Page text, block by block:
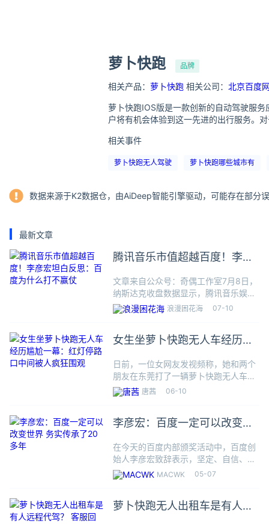
萝卜快跑 品牌
相关产品： 萝卜快跑 相关公司： 北京百度
萝卜快跑IOS版是一款创新的自动驾驶服
户将有机会体验到这一先进的出行服务。
相关事件
萝卜快跑无人驾驶 萝卜快跑哪些城市有
数据来源于K2数据仓，由AiDeep智能引擎驱动，可能存在部分
最新文章
腾讯音乐市值超越百度！李彦
赢仗
文章来自公众号：奇偶工作室7月8日，
纳斯达克收盘数据显示，腾讯音乐娱乐
集团（腾讯音乐）总市值达301.88亿美
元，超越百度（294亿美元）。有媒体
互联网企业的市值排名
浪漫困花海 07-10
女生坐萝卜快跑无人车经历尴
疯狂围观
日前，一位女网友发视频称，她和两个
朋友在东莞打了一辆萝卜快跑无人车，
经历了相当尴尬的一幕。女网友表示，
当时车辆行驶在东莞最堵的一个路口，
路口。结果行驶到一半路口变红灯
唐茜 06-10
李彦宏：百度一定可以改变世
在今天的百度内部颁奖活动中，百度创
始人李彦宏致辞表示，坚定、自信、务
实是百度二十几年传承下来的文化。李
彦宏谈及，不久前参加Create2025大
曾摇下车窗，对着他搭乘
MACWK 05-07
萝卜快跑无人出租车是有人远